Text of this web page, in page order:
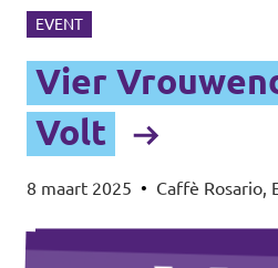
EVENT
Vier
Volt
8 maart 2025 • Caffè Rosario,